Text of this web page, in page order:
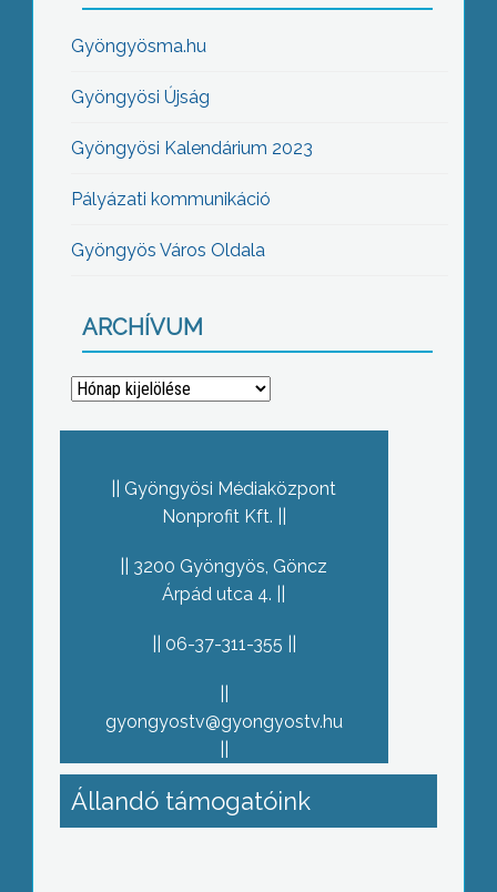
Gyöngyösma.hu
Gyöngyösi Újság
Gyöngyösi Kalendárium 2023
Pályázati kommunikáció
Gyöngyös Város Oldala
ARCHÍVUM
Archívum
Gyöngyösi Médiaközpont
Nonprofit Kft.
3200 Gyöngyös, Göncz
Árpád utca 4.
06-37-311-355
gyongyostv@gyongyostv.hu
Állandó támogatóink